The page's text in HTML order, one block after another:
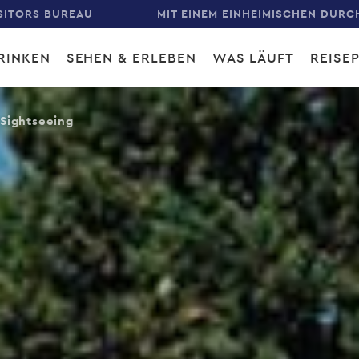
BUREAU MIT EINEM EINHEIMISCHEN
SEHEN & ERLEBEN WAS LÄUFT
Sightseeing